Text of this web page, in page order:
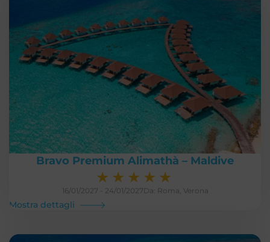
Bravo Premium Alimathà – Maldive
★ ★ ★ ★ ★
16/01/2027 - 24/01/2027 Da: Roma, Verona
Mostra dettagli